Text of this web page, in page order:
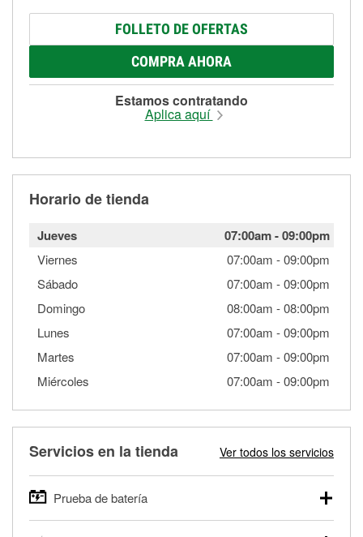
FOLLETO DE OFERTAS
COMPRA AHORA
Estamos contratando
Aplica aquí
Horario de tienda
Jueves 07:00am-09:00pm
Viernes 07:00am -09:00pm
Sábado
07:00am -09:00pm
Domingo
08:00am -08:00pm
Lunes
07:00am -09:00pm
Martes
07:00am -09:00pm
Miércoles
07:00am -09:00pm
Servicios en la tienda Ver todos los servicios
Prueba de batería